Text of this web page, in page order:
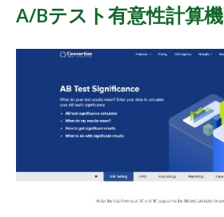
A/Bテスト有意性計算機